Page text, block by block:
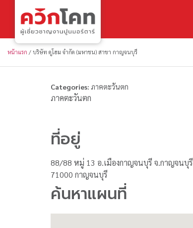
หน้าแรก / บริษัท ดูโฮม จำกัด (มหาชน) สาขา กาญจนบุรี
Categories: ภาคตะวันตก
ภาคตะวันตก
ที่อยู่
88/88 หมู่ 13 อ.เมืองกาญจนบุรี จ.กาญจนบุรี
71000 กาญจนบุรี
ค้นหาแผนที่